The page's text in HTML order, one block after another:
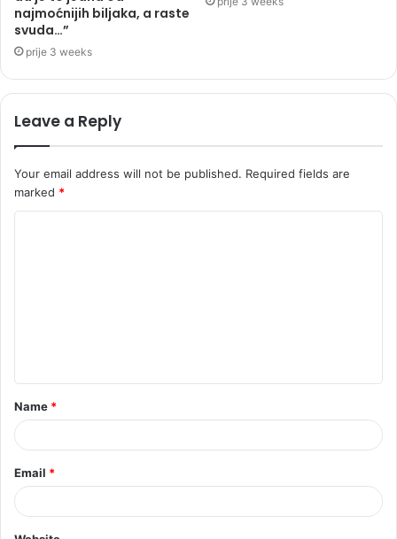
najmoćnijih biljaka, a raste
svuda…”
prije 3 weeks
Leave a Reply
Your email address will not be published. Required fields are
marked *
t
*
Name *
Email *